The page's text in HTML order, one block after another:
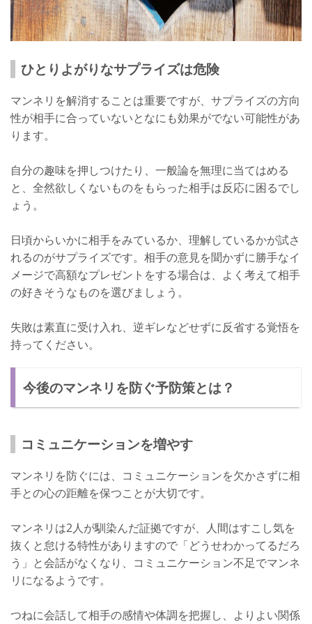
ひとりよがりなサプライズは危険
マンネリを解消することは重要ですが、サプライズの方向
性が相手に合っていないとなにも効果がでない可能性があ
ります。
自分の趣味を押しつけたり、一般論を無理に当てはめる
と、全然欲しくないものをもらった相手は反応に困るでし
ょう。
日頃からいかに相手をみているか、理解しているかが試さ
れるのがサプライズです。相手の意見を聞かずに勝手なイ
メージで高額なプレゼントをする場合は、よく考えて相手
の好きそうなものを選びましょう。
失敗は素直に受け入れ、逆ギレなどせずに反省する覚悟を
持ってください。
今後のマンネリを防ぐ予防策とは？
コミュニケーションを増やす
マンネリを防ぐには、コミュニケーションを欠かさずに相
手との心の距離を保つことが大切です。
マンネリは2人が馴染んだ証拠ですが、人間はすこし気を
抜くと怠ける特性がありますので「どうせわかってるだろ
う」と会話がなくなり、コミュニケーション不足でマンネ
リになるようです。
つねに会話して相手の感情や体調を把握し、よりよい関係